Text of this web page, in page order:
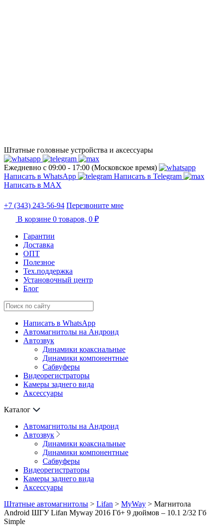
Штатные головные устройства и аксессуары
Ежедневно с 09:00 - 17:00 (Московское время)
Написать в WhatsApp
Написать в Telegram
Написать в МАХ
+7 (343) 243-56-94 Перезвоните мне
В корзине 0 товаров, 0 ₽
Гарантии
Доставка
ОПТ
Полезное
Тех.поддержка
Установочный центр
Блог
Написать в WhatsApp
Автомагнитолы на Андроид
Автозвук
Динамики коаксиальные
Динамики компонентные
Сабвуферы
Видеорегистраторы
Камеры заднего вида
Аксессуары
Каталог
Автомагнитолы на Андроид
Автозвук
Динамики коаксиальные
Динамики компонентные
Сабвуферы
Видеорегистраторы
Камеры заднего вида
Аксессуары
Штатные автомагнитолы > Lifan > MyWay > Магнитола
Android ШГУ Lifan Myway 2016 Гб+ 9 дюймов – 10.1 2/32 Гб
Simple